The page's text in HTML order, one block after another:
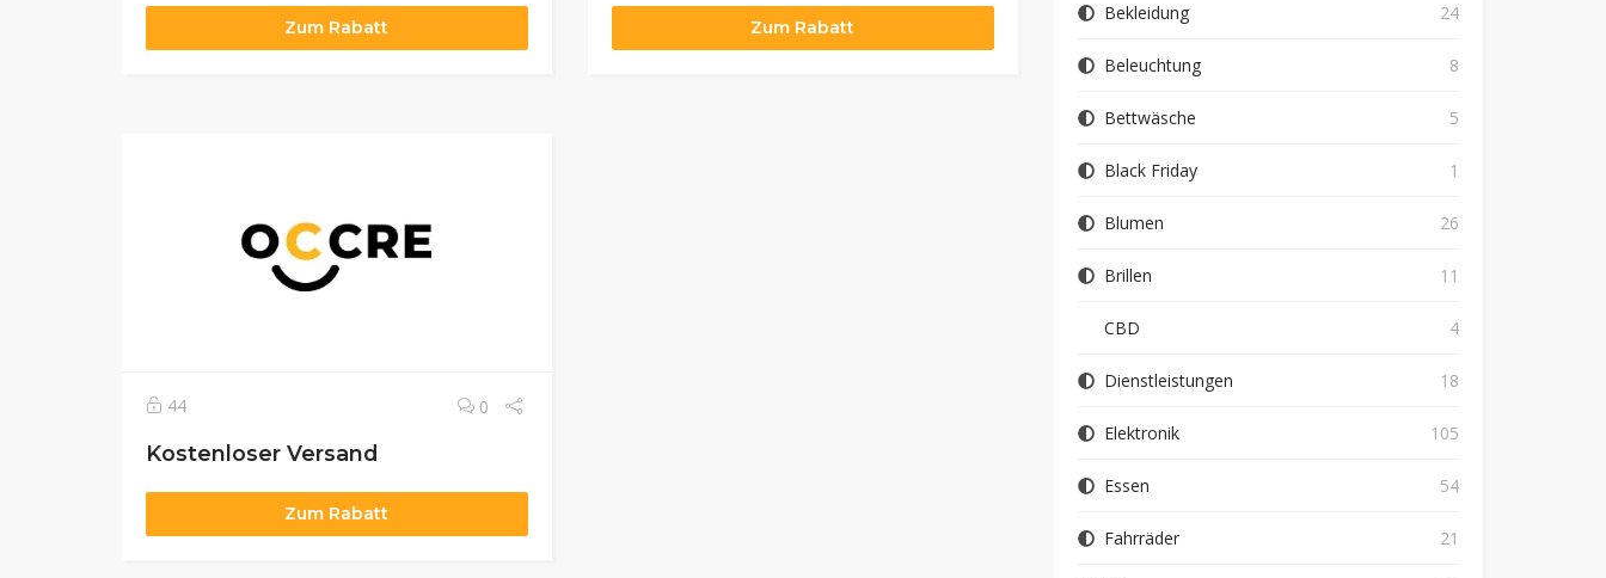
Zum Rabatt Zum Rabatt
44 0
Kostenloser Versand
Zum Rabatt
Bekleidung 24
Beleuchtung 8
Bettwäsche 5
Black Friday 1
Blumen 26
Brillen 11
CBD 4
Dienstleistungen 18
Elektronik 105
Essen 54
Fahrräder 21